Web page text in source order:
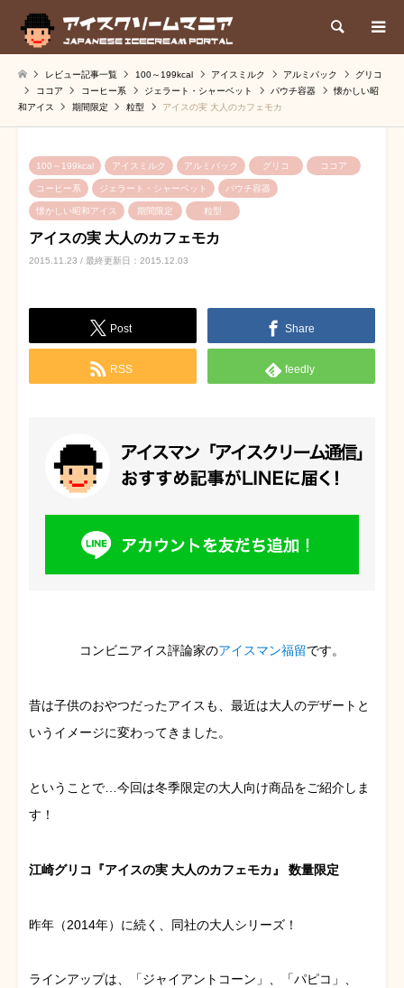
検索
レビュー記事一覧 100～199kcal アイスミルク アルミパック
グリコ
ココア
コーヒー系 ジェラート・シャーベット パウチ容器
懐かしい昭
和アイス
期間限定 粒型 アイスの実 大人のカフェモカ
100～199kcal アイスミルク アルミパック グリコ ココア
コーヒー系 ジェラート・シャーベット パウチ容器
懐かしい昭和アイス 期間限定 粒型
アイスの実 大人のカフェモカ
2015.11.23 / 最終更新日：2015.12.03
Post Share
RSS feedly
コンビニアイス評論家のアイスマン福留です。
昔は子供のおやつだったアイスも、最近は大人のデザートと
いうイメージに変わってきました。
ということで…今回は冬季限定の大人向け商品をご紹介しま
す！
江崎グリコ『アイスの実 大人のカフェモカ』 数量限定
昨年（2014年）に続く、同社の大人シリーズ！
ラインアップは、「ジャイアントコーン」、「パピコ」、